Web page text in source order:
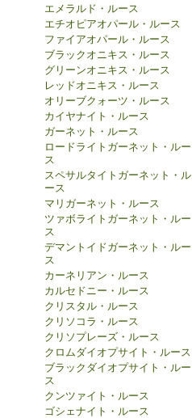
エメラルド・ルース
エチオピアオパール・ルース
ファイアオパール・ルース
ブラックオニキス・ルース
グリーンオニキス・ルース
レッドオニキス・ルース
オリーブクォーツ・ルース
カイヤナイト・ルース
ガーネット・ルース
ロードライトガーネット・ルー
ス
スペサルタイトガーネット・ル
ース
マリガーネット・ルース
ツァボライトガーネット・ルー
ス
デマントイドガーネット・ルー
ス
カーネリアン・ルース
カルセドニー・ルース
クリスタル・ルース
クリソコラ・ルース
クリソプレーズ・ルース
クロムダイオプサイト・ルース
ブラックダイオプサイト・ルー
ス
クンツァイト・ルース
ゴシェナイト・ルース